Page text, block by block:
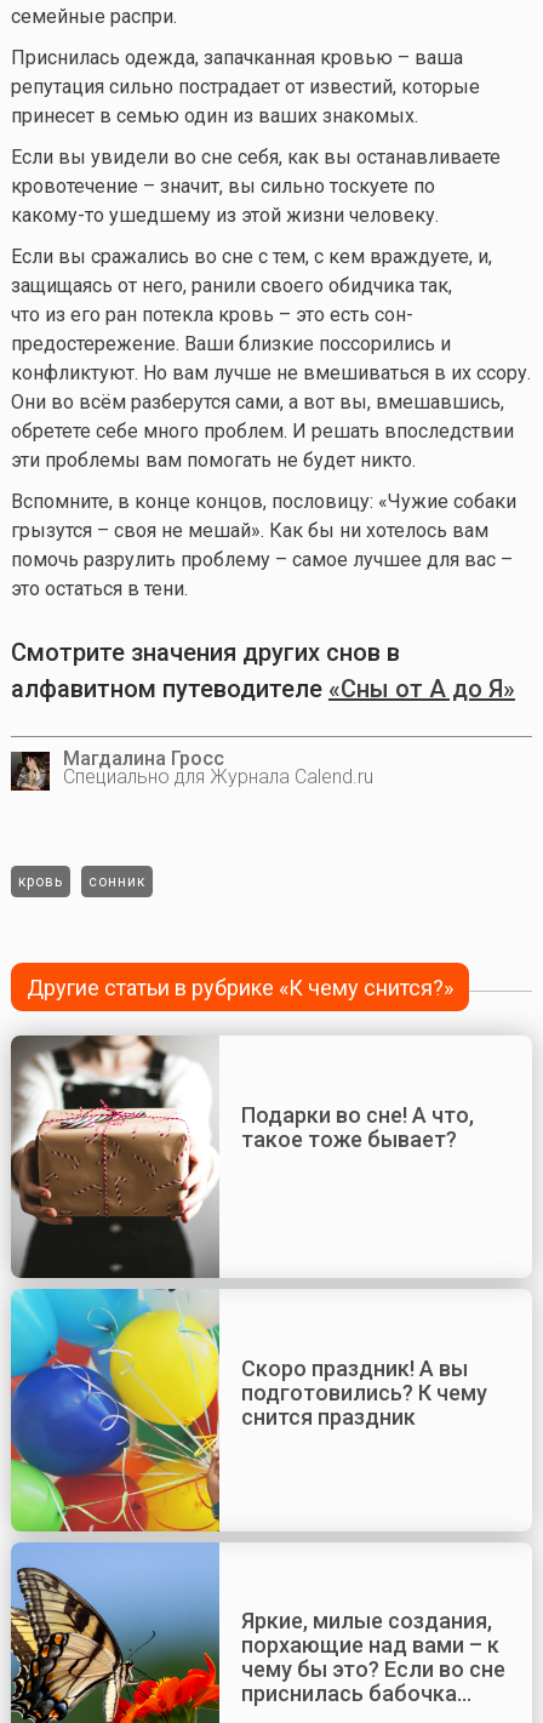
семейные распри.
Приснилась одежда, запачканная кровью – ваша
репутация сильно пострадает от известий, которые
принесет в семью один из ваших знакомых.
Если вы увидели во сне себя, как вы останавливаете
кровотечение – значит, вы сильно тоскуете по
какому-то ушедшему из этой жизни человеку.
Если вы сражались во сне с тем, с кем враждуете, и,
защищаясь от него, ранили своего обидчика так,
что из его ран потекла кровь – это есть сон-
предостережение. Ваши близкие поссорились и
конфликтуют. Но вам лучше не вмешиваться в их ссору.
Они во всём разберутся сами, а вот вы, вмешавшись,
обретете себе много проблем. И решать впоследствии
эти проблемы вам помогать не будет никто.
Вспомните, в конце концов, пословицу: «Чужие собаки
грызутся – своя не мешай». Как бы ни хотелось вам
помочь разрулить проблему – самое лучшее для вас –
это остаться в тени.
Смотрите значения других снов в
алфавитном путеводителе «Сны от А до Я»
Магдалина Гросс
Специально для Журнала Calend.ru
кровь сонник
Другие статьи в рубрике «К чему снится?»
Подарки во сне! А что,
такое тоже бывает?
Скоро праздник! А вы
подготовились? К чему
снится праздник
Яркие, милые создания,
порхающие над вами – к
чему бы это? Если во сне
приснилась бабочка…